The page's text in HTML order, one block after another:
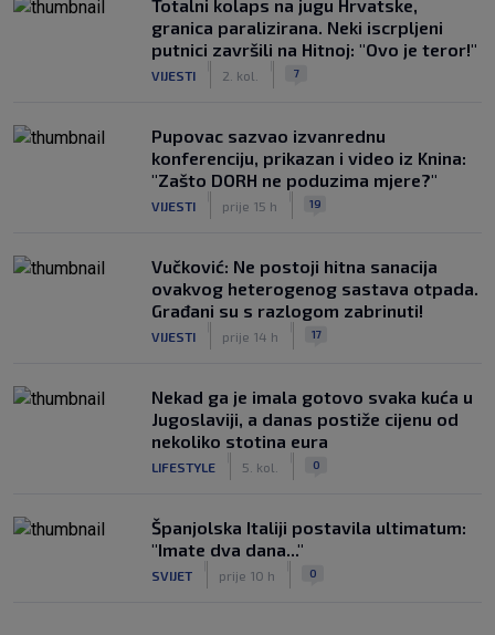
Totalni kolaps na jugu Hrvatske,
granica paralizirana. Neki iscrpljeni
putnici završili na Hitnoj: "Ovo je teror!"
VIJESTI 2. kol. 7
Pupovac sazvao izvanrednu
konferenciju, prikazan i video iz Knina:
"Zašto DORH ne poduzima mjere?"
VIJESTI prije 15 h 19
Vučković: Ne postoji hitna sanacija
ovakvog heterogenog sastava otpada.
Građani su s razlogom zabrinuti!
VIJESTI prije 14 h 17
Nekad ga je imala gotovo svaka kuća u
Jugoslaviji, a danas postiže cijenu od
nekoliko stotina eura
LIFESTYLE 5. kol. 0
Španjolska Italiji postavila ultimatum:
"Imate dva dana..."
SVIJET prije 10 h 0